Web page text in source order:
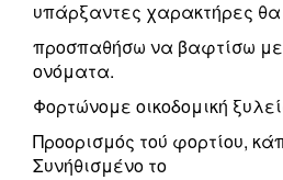
υπάρξαντες χαρακτήρες θα
προσπαθήσω να βαφτίσω
ονόματα.
Φορτώνομε οικοδομική
Προορισμός τού φορτίου,
Συνήθισμένο το